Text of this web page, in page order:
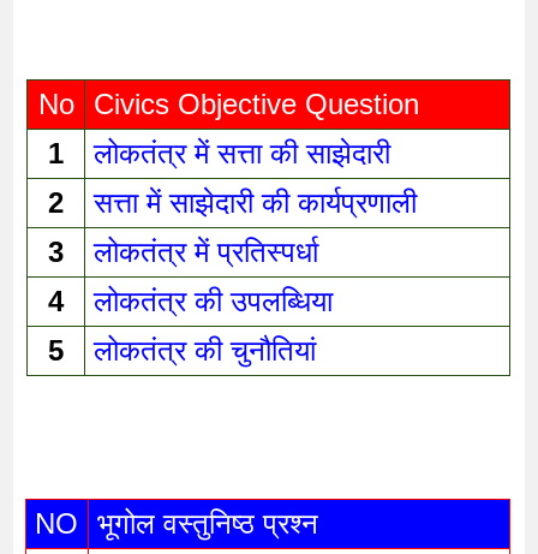
No
Civics Objective Question
1
लोकतंत्र में सत्ता की साझेदारी
2
सत्ता में साझेदारी की कार्यप्रणाली
3
लोकतंत्र में प्रतिस्पर्धा
4
लोकतंत्र की उपलब्धिया
5
लोकतंत्र की चुनौतियां
NO
भूगोल वस्तुनिष्ठ प्रश्न